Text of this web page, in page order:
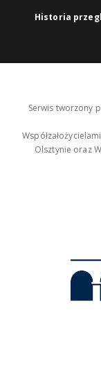
Historia
Serwis tworzony
Olsztynie oraz